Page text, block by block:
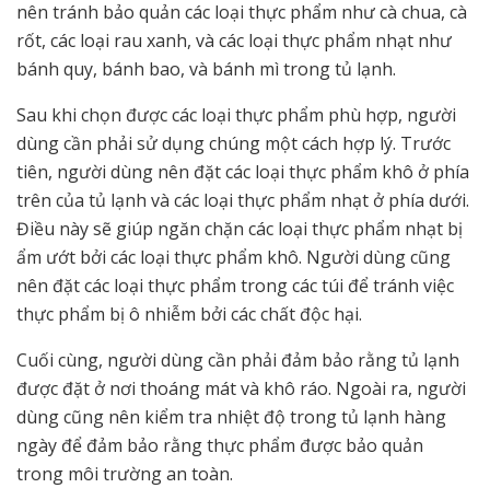
nên tránh bảo quản các loại thực phẩm như cà chua, cà
rốt, các loại rau xanh, và các loại thực phẩm nhạt như
bánh quy, bánh bao, và bánh mì trong tủ lạnh.
Sau khi chọn được các loại thực phẩm phù hợp, người
dùng cần phải sử dụng chúng một cách hợp lý. Trước
tiên, người dùng nên đặt các loại thực phẩm khô ở phía
trên của tủ lạnh và các loại thực phẩm nhạt ở phía dưới.
Điều này sẽ giúp ngăn chặn các loại thực phẩm nhạt bị
ẩm ướt bởi các loại thực phẩm khô. Người dùng cũng
nên đặt các loại thực phẩm trong các túi để tránh việc
thực phẩm bị ô nhiễm bởi các chất độc hại.
Cuối cùng, người dùng cần phải đảm bảo rằng tủ lạnh
được đặt ở nơi thoáng mát và khô ráo. Ngoài ra, người
dùng cũng nên kiểm tra nhiệt độ trong tủ lạnh hàng
ngày để đảm bảo rằng thực phẩm được bảo quản
trong môi trường an toàn.